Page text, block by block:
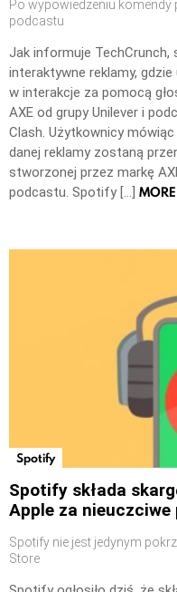
Po wypowiedzeniu komendy
podcastu
Jak informuje
interaktywne reklamy,
w interakcje za pomocą
AXE od grupy Unilever i
Clash. Użytkownicy
danej reklamy zostaną
stworzonej przez markę
podcastu. Spotify […] MORE
Spotify
Spotify składa
Apple za
Spotify nie jest jedynym
Store